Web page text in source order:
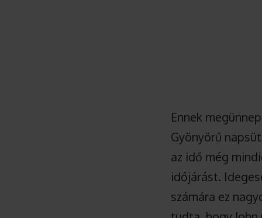
Ennek
Gyönyörű
az idő még
időjárást.
számára ez